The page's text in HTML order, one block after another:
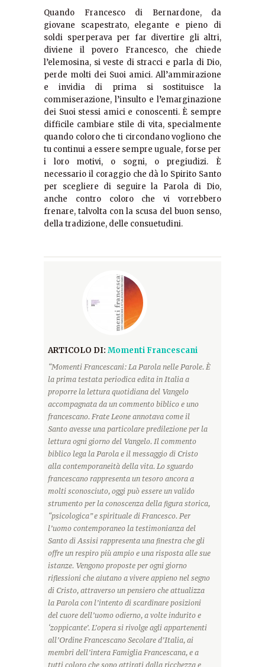
Quando Francesco di Bernardone, da
giovane scapestrato, elegante e pieno di
soldi sperperava per far divertire gli altri,
diviene il povero Francesco, che chiede
l’elemosina, si veste di stracci e parla di Dio,
perde molti dei Suoi amici. All’ammirazione
e invidia di prima si sostituisce la
commiserazione, l’insulto e l’emarginazione
dei Suoi stessi amici e conoscenti. È sempre
difficile cambiare stile di vita, specialmente
quando coloro che ti circondano vogliono che
tu continui a essere sempre uguale, forse per
i loro motivi, o sogni, o pregiudizi. È
necessario il coraggio che dà lo Spirito Santo
per scegliere di seguire la Parola di Dio,
anche contro coloro che vi vorrebbero
frenare, talvolta con la scusa del buon senso,
della tradizione, delle consuetudini.
ARTICOLO DI: Momenti Francescani
“Momenti Francescani: La Parola nelle Parole. È
la prima testata periodica edita in Italia a
proporre la lettura quotidiana del Vangelo
accompagnata da un commento biblico e uno
francescano. Frate Leone annotava come il
Santo avesse una particolare predilezione per la
lettura ogni giorno del Vangelo. Il commento
biblico lega la Parola e il messaggio di Cristo
alla contemporaneità della vita. Lo sguardo
francescano rappresenta un tesoro ancora a
molti sconosciuto, oggi può essere un valido
strumento per la conoscenza della figura storica,
“psicologica” e spirituale di Francesco. Per
l’uomo contemporaneo la testimonianza del
Santo di Assisi rappresenta una finestra che gli
offre un respiro più ampio e una risposta alle sue
istanze. Vengono proposte per ogni giorno
riflessioni che aiutano a vivere appieno nel segno
di Cristo, attraverso un pensiero che attualizza
la Parola con l’intento di scardinare posizioni
del cuore dell’uomo odierno, a volte indurito e
‘zoppicante’. L’opera si rivolge agli appartenenti
all’Ordine Francescano Secolare d’Italia, ai
membri dell’intera Famiglia Francescana, e a
tutti coloro che sono attirati dalla ricchezza e